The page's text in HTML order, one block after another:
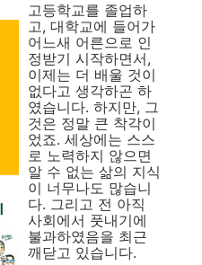
고등학교를 졸업하
고, 대학교에 들어가
어느새 어른으로 인
정받기 시작하면서,
이제는 더 배울 것이
없다고 생각하곤 하
였습니다. 하지만, 그
것은 정말 큰 착각이
었죠. 세상에는 스스
로 노력하지 않으면
알 수 없는 삶의 지식
이 너무나도 많습니
다. 그리고 전 아직
사회에서 풋내기에
불과하였음을 최근
깨닫고 있습니다.